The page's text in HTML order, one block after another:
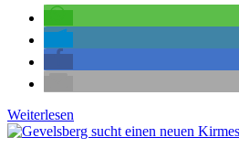
Pinass
Brumse
Weiterlesen